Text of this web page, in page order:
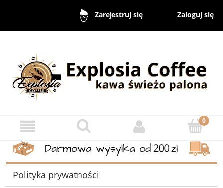
Zarejestruj się Zaloguj się
Polityka prywatności